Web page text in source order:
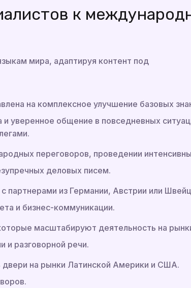
к
мира, адаптируя контент под
на комплексное улучшение базовых
и уверенное общение в повседневных
переговоров, проведении
деловых писем.
из Германии, Австрии или
и бизнес-коммуникации.
масштабируют деятельность на
и разговорной речи.
двери на рынки Латинской Америки и США.